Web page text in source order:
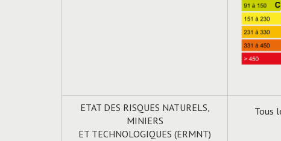
ETAT DES RISQUES NATURELS,
MINIERS
ET TECHNOLOGIQUES (ERMNT)
Tous